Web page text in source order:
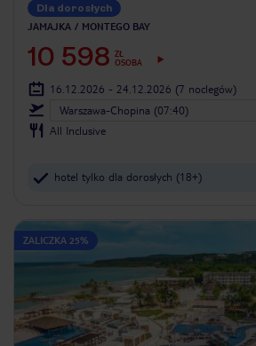
Dla dorosłych
JAMAJKA MONTEGO BAY
10 598 ZŁ
OSOBA
16.12.2026 - 24.12.2026 (7 noclegów)
Warszawa-Chopina (07:40)
All Inclusive
hotel tylko dla dorosłych (18+)
ZALICZKA 25%